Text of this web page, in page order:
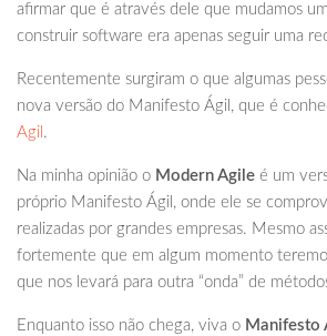
afirmar que é através dele que mudamos
construir software era apenas seguir uma
Recentemente surgiram o que algumas
nova versão do Manifesto Ágil, que é
Agil .
Na minha opinião o Modern Agile é um
próprio Manifesto Ágil, onde ele se
realizadas por grandes empresas. Mesmo
fortemente que em algum momento
que nos levará para outra “onda” de
Enquanto isso não chega, viva o Manifesto